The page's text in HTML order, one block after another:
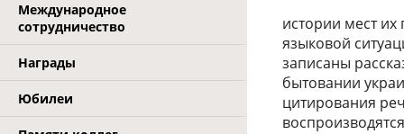
Международное
сотрудничество
Награды
Юбилеи
истории мест
языковой
записаны
бытовании
цитирования